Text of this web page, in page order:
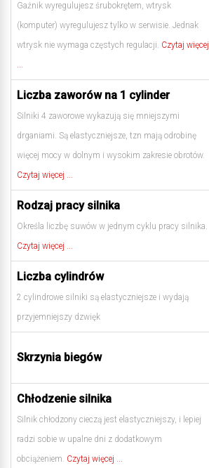
Gaźnik wyregulujesz śrubokrętem, wtrysk
(komputer) wyregulujesz tylko w serwisie. Jednak
wtrysk nie wymaga częstych regulacji. Czytaj więcej
...
Liczba zaworów na 1 cylinder
Silniki 4 zaworowe wykazują się mniejszymi
drganiami. Są elastyczniejsze, tzn mają odrobinę
więcej mocy w dolnym i wysokim zakresie obrotów.
Czytaj więcej ...
Rodzaj pracy silnika
Określa liczbę suwów w jednym cyklu pracy silnika.
Czytaj więcej ...
Liczba cylindrów
2 cylindrowe silniki są elastyczniejsze i wydają
przyjemniejszy dzwięk
Skrzynia biegów
Chłodzenie silnika
Silnik chłodzony cieczą jest elastyczniejszy, i lepiej
radzi sobie w upalne dni z dodatkowym
obciążeniem. Czytaj więcej ...